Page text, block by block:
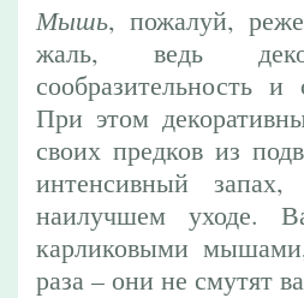
Мышь, пожалуй,
жаль, ведь
сообразительность
При этом
своих предков из
интенсивный
наилучшем уходе.
карликовыми
раза – они не смутят